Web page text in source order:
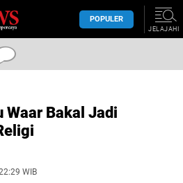
POPULER
JELAJAHI
Waar Bakal Jadi
WIB